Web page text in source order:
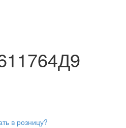
в розницу?